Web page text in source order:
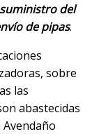
del
de pipas.
sobre
las
abastecidas